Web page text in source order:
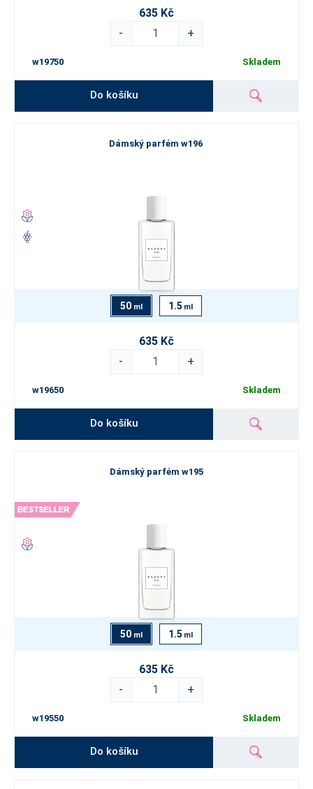
635 Kč
-
+
w19750 Skladem
Do košíku
Dámský parfém w196
50 ml 1.5 ml
635 Kč
-
+
w19650 Skladem
Do košíku
Dámský parfém w195
50 ml 1.5 ml
635 Kč
-
+
w19550 Skladem
Do košíku